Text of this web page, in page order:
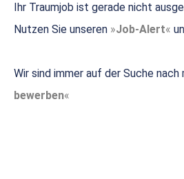
Ihr Traumjob ist gerade nicht
Nutzen Sie unseren
Job-Alert
Wir sind immer auf der Suche
bewerben